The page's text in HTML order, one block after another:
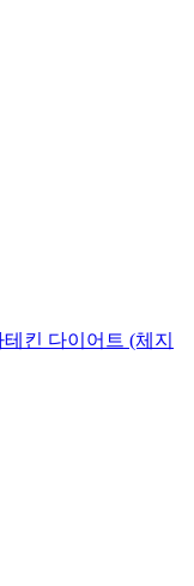
킨 다이어트 (체지